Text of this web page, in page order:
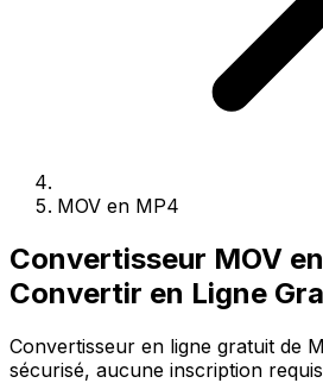
MOV en MP4
Convertisseur MOV
Convertir en Ligne
Convertisseur en ligne gratuit de
sécurisé, aucune inscription